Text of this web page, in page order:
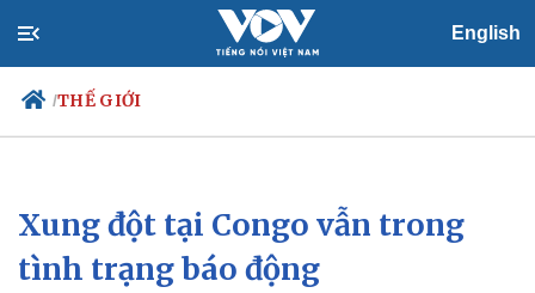
English
/THẾ GIỚI
Chính trị
Đảng
Tổ chức nhân sự
Xã hội
Dự báo thời tiết
Xung đột tại Congo vẫn trong
tình trạng báo động